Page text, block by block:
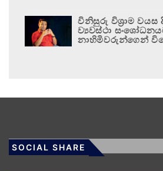
විනිසුරු විශ්‍රාම වයස
ව්‍යවස්ථා
නාහිමිවරුන්ගෙන්
SOCIAL SHARE